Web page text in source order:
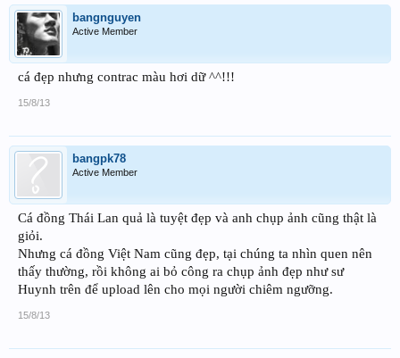
bangnguyen
Active Member
cá đẹp nhưng contrac màu hơi dữ ^^!!!
15/8/13
bangpk78
Active Member
Cá đồng Thái Lan quả là tuyệt đẹp và anh chụp ảnh cũng thật là
giỏi.
Nhưng cá đồng Việt Nam cũng đẹp, tại chúng ta nhìn quen nên
thấy thường, rồi không ai bỏ công ra chụp ảnh đẹp như sư
Huynh trên để upload lên cho mọi người chiêm ngưỡng.
15/8/13